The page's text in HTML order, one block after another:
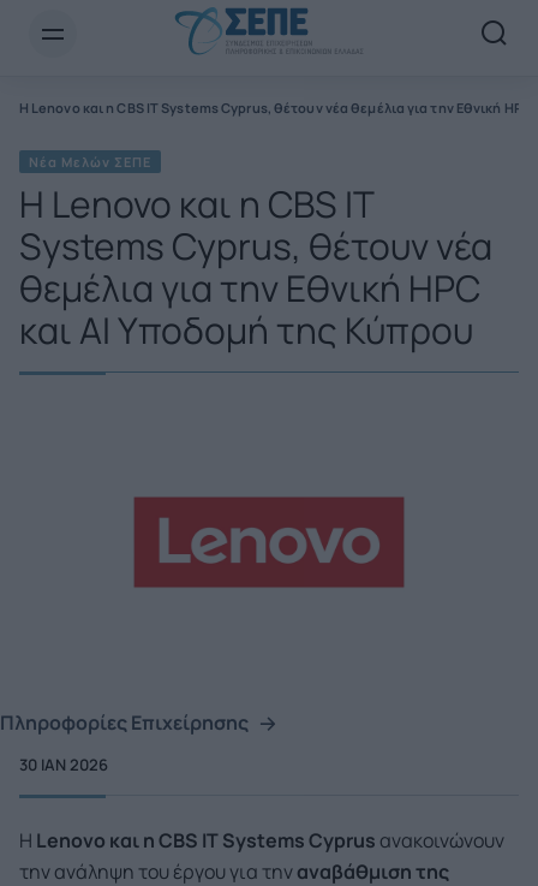
Η Lenovo και η CBS IT Systems Cyprus, θέτουν νέα θεμέλια για την Εθνική
Νέα Μελών ΣΕΠΕ
Η Lenovo και η CBS IT
Systems Cyprus, θέτουν νέα
θεμέλια για την Εθνική HPC
και AI Υποδομή της Κύπρου
Πληροφορίες Επιχείρησης
30 ΙΑΝ 2026
Η Lenovo και η CBS IT Systems Cyprus ανακοινώνουν
την ανάληψη του έργου για τηναναβάθμιση της
Newsletter Email*